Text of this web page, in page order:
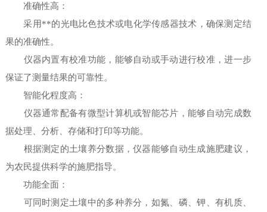
准确性高：
采用**的光电比色技术或电化学传感器技术，确保测定结
果的准确性。
仪器内置有校准功能，能够自动或手动进行校准，进一步
保证了测量结果的可靠性。
智能化程度高：
仪器通常配备有微型计算机或智能芯片，能够自动完成数
据处理、分析、存储和打印等功能。
根据测定的土壤养分数据，仪器能够自动生成施肥建议，
为农民提供科学的施肥指导。
功能全面：
可同时测定土壤中的多种养分，如氮、磷、钾、有机质、